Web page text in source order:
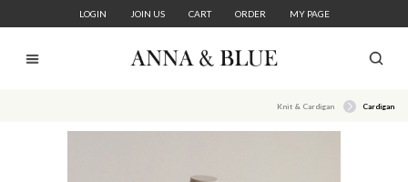
LOGIN JOIN US CART ORDER MY PAGE
Knit & Cardigan Cardigan